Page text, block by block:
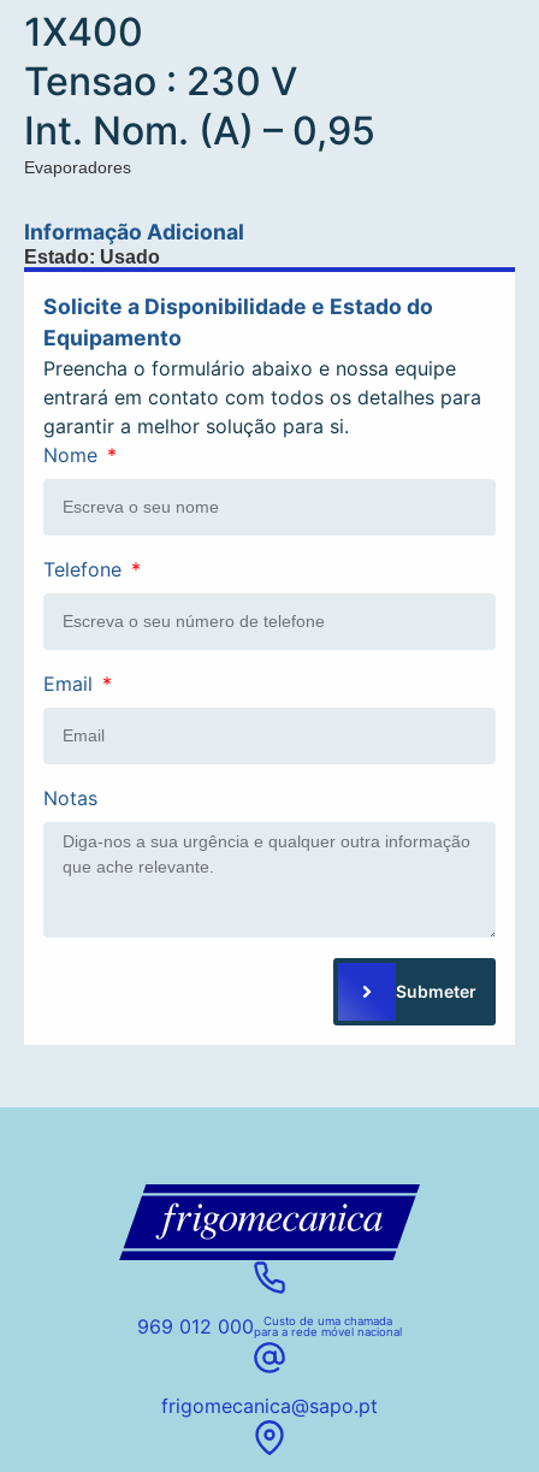
1X400
Tensao : 230 V
Int. Nom. (A) – 0,95
Evaporadores
Informação Adicional
Estado: Usado
Nome
Telefone
Email
Notas
Submeter
Solicite a Disponibilidade e Estado do
Equipamento
Preencha o formulário abaixo e nossa equipe
entrará em contato com todos os detalhes para
garantir a melhor solução para si.
969 012 000
Custo de uma chamada
para a rede móvel nacional
frigomecanica@sapo.pt